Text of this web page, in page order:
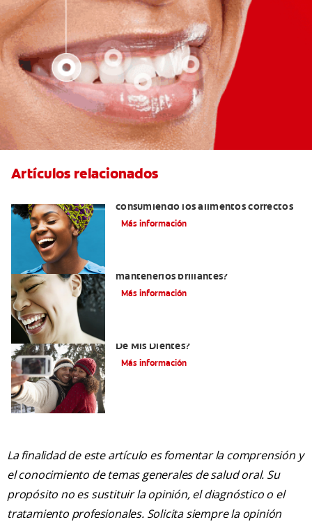
Artículos relacionados
consumiendo los alimentos correctos
Más información
mantenerlos brillantes?
Más información
De Mis Dientes?
Más información
La finalidad de este artículo es fomentar la comprensión y
el conocimiento de temas generales de salud oral. Su
propósito no es sustituir la opinión, el diagnóstico o el
tratamiento profesionales. Solicita siempre la opinión